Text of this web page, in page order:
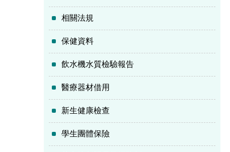
相關法規
保健資料
飲水機水質檢驗報告
醫療器材借用
新生健康檢查
學生團體保險